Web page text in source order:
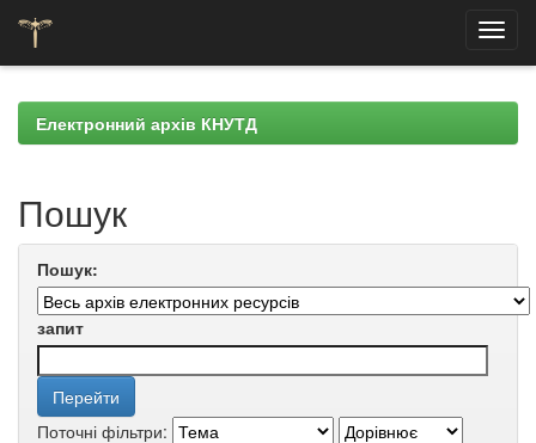
navigationЕлектронний архів КНУТД
Пошук
Пошук:
запит
Поточні фільтри: